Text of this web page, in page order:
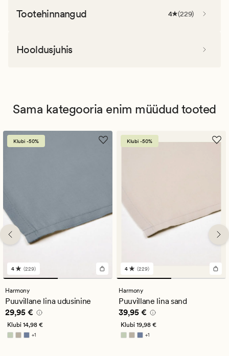
Tootehinnangud 4 (229)
Hooldusjuhis
Sama kategooria enim müüdud tooted
Klubi -50%
229
arvustust
keskmise
hinnanguga
4
4 (229)
Harmony
Puuvillane lina udusinine
Pris_ee 29,95 €
29,95 €
Klubi 14,98 €
+1
Saadaval rohkemates värvitoonides
Klubi -50%
229
arvustust
keskmise
hinnanguga
4
4 (229)
Harmony
Puuvillane lina sand
Pris_ee 39,95 €
39,95 €
Klubi 19,98 €
+1
Saadaval rohkemates värvitoonides